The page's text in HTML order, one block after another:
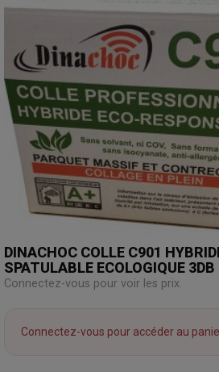
DINACHOC COLLE C901
SPATULABLE ECOLOGIQUE 3DB
Connectez-vous pour voir les prix.
Connectez-vous pour accéder au